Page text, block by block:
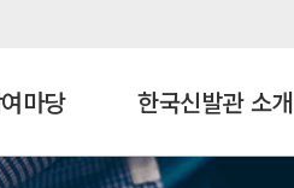
마당 한국신발관 소개